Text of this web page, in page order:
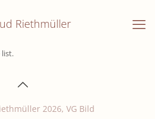
Riethmüller
2026, VG Bild